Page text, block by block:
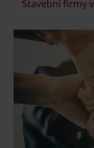
Stavební firmy